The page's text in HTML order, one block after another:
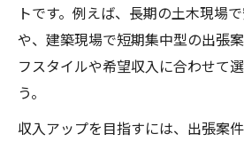
トです。例えば、長期の土木現場
や、建築現場で短期集中型の出張
フスタイルや希望収入に合わせて
う。
収入アップを目指すには、出張案